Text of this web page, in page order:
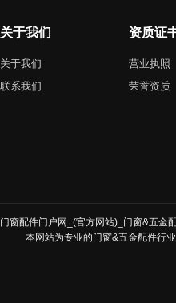
关于我们
关于我们
联系我们
资质证
营业执照
荣誉资质
门窗配件门户网_(官方网站)_门窗&五金
本网站为专业的门窗&五金配件行